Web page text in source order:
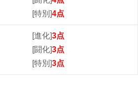
[特別]4点
[進化]3点
[闘化]3点
[特別]3点